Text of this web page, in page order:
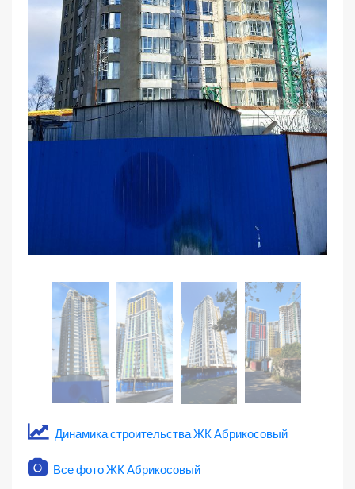
Динамика строительства ЖК Абрикосовый
Все фото ЖК Абрикосовый